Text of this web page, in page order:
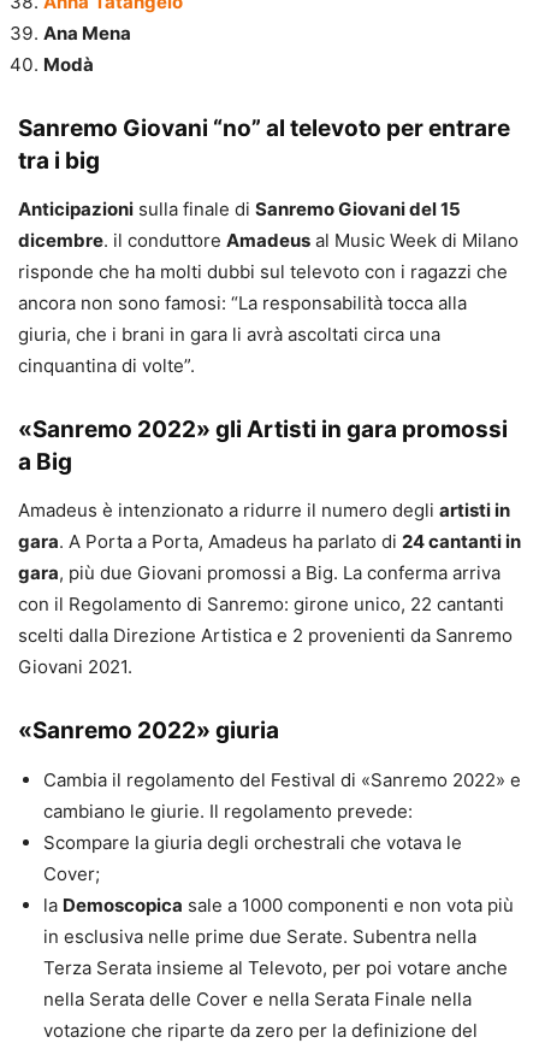
Ana Mena
Modà
Sanremo Giovani “no” al televoto per entrare
tra i big
Anticipazioni sulla finale di Sanremo Giovani del 15
dicembre. il conduttore Amadeus al Music Week di Milano
risponde che ha molti dubbi sul televoto con i ragazzi che
ancora non sono famosi: “La responsabilità tocca alla
giuria, che i brani in gara li avrà ascoltati circa una
cinquantina di volte”.
«Sanremo 2022» gli Artisti in gara promossi
a Big
Amadeus è intenzionato a ridurre il numero degli artisti in
gara. A Porta a Porta, Amadeus ha parlato di 24 cantanti in
gara, più due Giovani promossi a Big. La conferma arriva
con il Regolamento di Sanremo: girone unico, 22 cantanti
scelti dalla Direzione Artistica e 2 provenienti da Sanremo
Giovani 2021.
«Sanremo 2022» giuria
Cambia il regolamento del Festival di «Sanremo 2022» e
cambiano le giurie. Il regolamento prevede:
Scompare la giuria degli orchestrali che votava le
Cover;
la Demoscopica sale a 1000 componenti e non vota più
in esclusiva nelle prime due Serate. Subentra nella
Terza Serata insieme al Televoto, per poi votare anche
nella Serata delle Cover e nella Serata Finale nella
votazione che riparte da zero per la definizione del